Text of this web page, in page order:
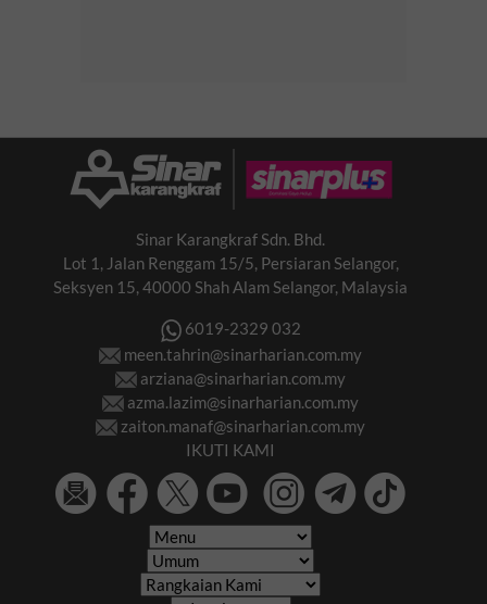
Sinar Karangkraf Sdn. Bhd.
Lot 1, Jalan Renggam 15/5, Persiaran Selangor,
Seksyen 15, 40000 Shah Alam Selangor, Malaysia
6019-2329 032
meen.tahrin@sinarharian.com.my
arziana@sinarharian.com.my
azma.lazim@sinarharian.com.my
zaiton.manaf@sinarharian.com.my
IKUTI KAMI